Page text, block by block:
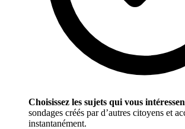
Choisissez les sujets qui vous
sondages créés par d’autres citoyens et
instantanément.